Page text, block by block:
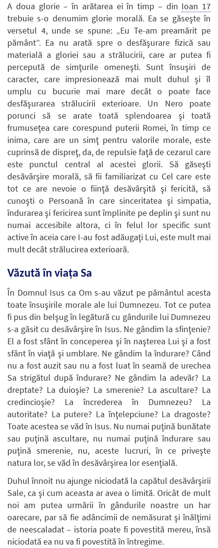
A doua glorie – în arătarea ei în timp – din Ioan 17
trebuie s-o denumim glorie morală. Ea se găseşte în
versetul 4, unde se spune: „Eu Te-am preamărit pe
pământ”. Ea nu arată spre o desfăşurare fizică sau
materială a gloriei sau a strălucirii, care ar putea fi
percepută de simţurile omeneşti. Sunt însuşiri de
caracter, care impresionează mai mult duhul şi îl
umplu cu bucurie mai mare decât o poate face
desfăşurarea strălucirii exterioare. Un Nero poate
porunci să se arate toată splendoarea şi toată
frumuseţea care corespund puterii Romei, în timp ce
inima, care are un simţ pentru valorile morale, este
cuprinsă de dispreţ, da, de repulsie faţă de cezarul care
este punctul central al acestei glorii. Să găseşti
desăvârşire morală, să fii familiarizat cu Cel care este
tot ce are nevoie o fiinţă desăvârşită şi fericită, să
cunoşti o Persoană în care sinceritatea şi simpatia,
îndurarea şi fericirea sunt împlinite pe deplin şi sunt nu
numai accesibile altora, ci în felul lor specific sunt
active în aceia care I-au fost adăugaţi Lui, este mult mai
mult decât strălucirea exterioară.
Văzută în viaţa Sa
În Domnul Isus ca Om s-au văzut pe pământul acesta
toate însuşirile morale ale lui Dumnezeu. Tot ce putea
fi pus din belşug în legătură cu gândurile lui Dumnezeu
s-a găsit cu desăvârşire în Isus. Ne gândim la sfinţenie?
El a fost sfânt în conceperea şi în naşterea Lui şi a fost
sfânt în viaţă şi umblare. Ne gândim la îndurare? Când
nu a fost auzit sau nu a fost luat în seamă de urechea
Sa strigătul după îndurare? Ne gândim la adevăr? La
dreptate? La duioşie? La smerenie? La ascultare? La
credincioşie? La încrederea în Dumnezeu? La
autoritate? La putere? La înţelepciune? La dragoste?
Toate acestea se văd în Isus. Nu numai puţină bunătate
sau puţină ascultare, nu numai puţină îndurare sau
puţină smerenie, nu, aceste lucruri, în ce priveşte
natura lor, se văd în desăvârşirea lor esenţială.
Duhul înnoit nu ajunge niciodată la capătul desăvârşirii
Sale, ca şi cum aceasta ar avea o limită. Oricât de mult
noi am putea urmării în gândurile noastre un har
oarecare, par să fie adâncimii de nemăsurat şi înălţimi
de neescaladat – istoria poate fi povestită mereu, însă
niciodată ea nu va fi povestită în întregime.